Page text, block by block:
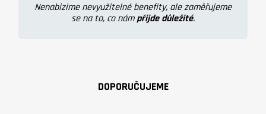
Nenabizime nevyužitelné benefity, ale zaměřujeme
se na to, co námpřijde důležité.
DOPORUČUJEME